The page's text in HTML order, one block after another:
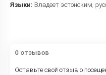
Языки: Владеет эстонским,
0 отзывов
Оставьте свой отзыв о